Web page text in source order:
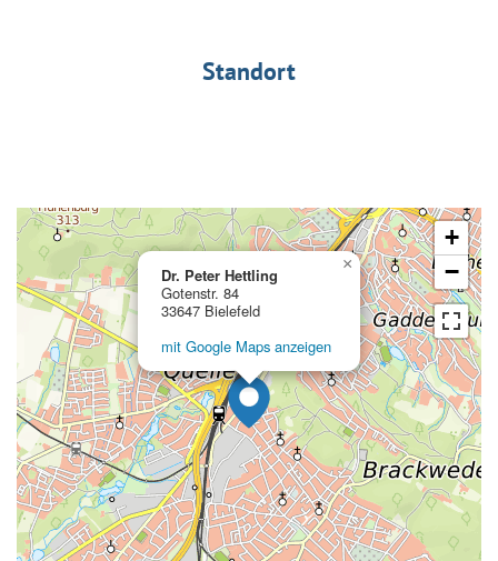
Standort
Dr. Peter Hettling
Gotenstr. 84
33647 Bielefeld
mit Google Maps anzeigen
×
+
−